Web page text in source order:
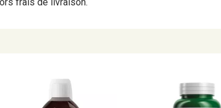
sans lactose, vegan
sans solvants organiques et contrôlés selon des